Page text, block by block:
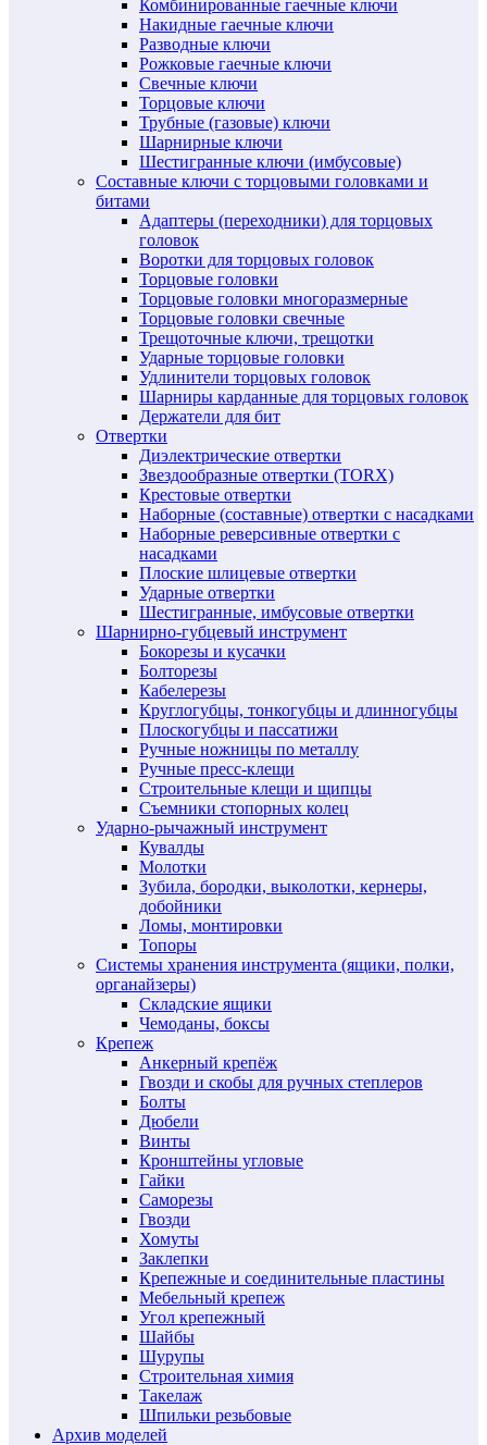
Комбинированные гаечные ключи
Накидные гаечные ключи
Разводные ключи
Рожковые гаечные ключи
Свечные ключи
Торцовые ключи
Трубные (газовые) ключи
Шарнирные ключи
Шестигранные ключи (имбусовые)
Составные ключи с торцовыми головками и
битами
Адаптеры (переходники) для торцовых
головок
Воротки для торцовых головок
Торцовые головки
Торцовые головки многоразмерные
Торцовые головки свечные
Трещоточные ключи, трещотки
Ударные торцовые головки
Удлинители торцовых головок
Шарниры карданные для торцовых головок
Держатели для бит
Отвертки
Диэлектрические отвертки
Звездообразные отвертки (TORX)
Крестовые отвертки
Наборные (составные) отвертки с насадками
Наборные реверсивные отвертки с
насадками
Плоские шлицевые отвертки
Ударные отвертки
Шестигранные, имбусовые отвертки
Шарнирно-губцевый инструмент
Бокорезы и кусачки
Болторезы
Кабелерезы
Круглогубцы, тонкогубцы и длинногубцы
Плоскогубцы и пассатижи
Ручные ножницы по металлу
Ручные пресс-клещи
Строительные клещи и щипцы
Съемники стопорных колец
Ударно-рычажный инструмент
Кувалды
Молотки
Зубила, бородки, выколотки, кернеры,
добойники
Ломы, монтировки
Топоры
Системы хранения инструмента (ящики, полки,
органайзеры)
Складские ящики
Чемоданы, боксы
Крепеж
Анкерный крепёж
Гвозди и скобы для ручных степлеров
Болты
Дюбели
Винты
Кронштейны угловые
Гайки
Саморезы
Гвозди
Хомуты
Заклепки
Крепежные и соединительные пластины
Мебельный крепеж
Угол крепежный
Шайбы
Шурупы
Строительная химия
Такелаж
Шпильки резьбовые
Архив моделей